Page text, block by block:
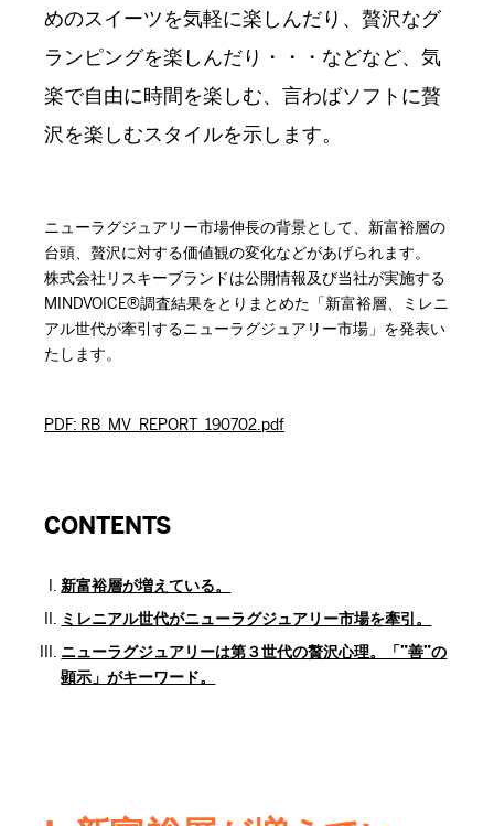
めのスイーツを気軽に楽しんだり、贅沢なグ
ランピングを楽しんだり・・・などなど、気
楽で自由に時間を楽しむ、言わばソフトに贅
沢を楽しむスタイルを示します。
ニューラグジュアリー市場伸長の背景として、新富裕層の
台頭、贅沢に対する価値観の変化などがあげられます。
株式会社リスキーブランドは公開情報及び当社が実施する
MINDVOICE®調査結果をとりまとめた「新富裕層、ミレニ
アル世代が牽引するニューラグジュアリー市場」を発表い
たします。
PDF: RB_MV_REPORT_190702.pdf
CONTENTS
新富裕層が増えている。
ミレニアル世代がニューラグジュアリー市場を牽引。
ニューラグジュアリーは第３世代の贅沢心理。「”善”の
顕示」がキーワード。